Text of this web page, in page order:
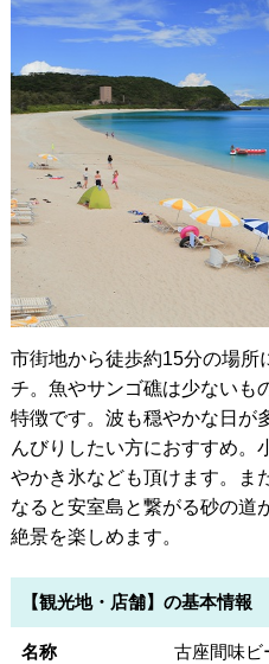
市街地から徒歩約15分の場所
チ。魚やサンゴ礁は少ないも
特徴です。波も穏やかな日が
んびりしたい方におすすめ。
やかき氷なども頂けます。ま
なると安室島と繋がる砂の道
絶景を楽しめます。
【観光地・店舗】の基本情報
名称 古座間味ビ